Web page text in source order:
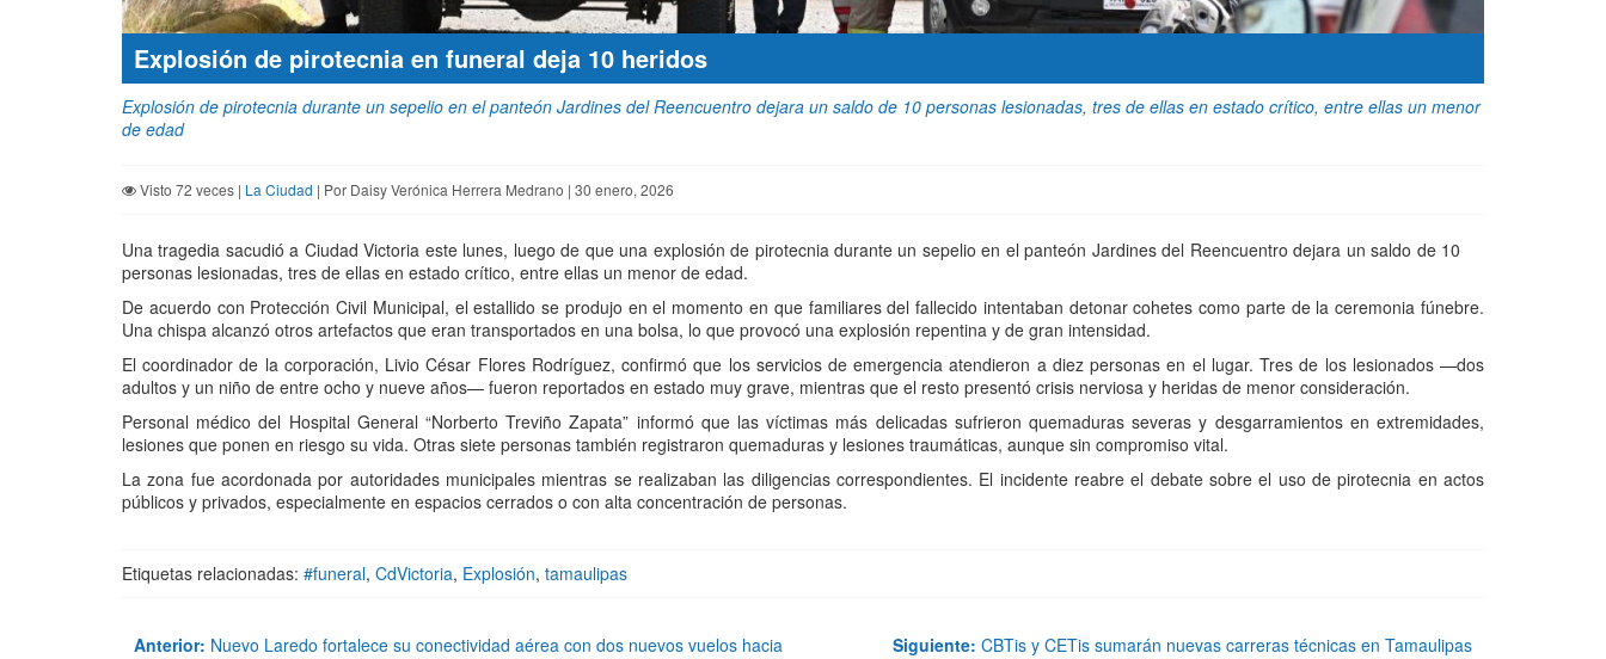
Explosión de pirotecnia en funeral deja 10 heridos
Explosión de pirotecnia durante un sepelio en el panteón Jardines del Reencuentro dejara un saldo de 10 personas lesionadas, tres de ellas en estado crítico, entre ellas un menor
de edad
Visto 72 veces | La Ciudad | Por Daisy Verónica Herrera Medrano | 30 enero, 2026
Una tragedia sacudió a Ciudad Victoria este lunes, luego de que una explosión de pirotecnia durante un sepelio en el panteón Jardines del Reencuentro dejara un saldo de 10
personas lesionadas, tres de ellas en estado crítico, entre ellas un menor de edad.
De acuerdo con Protección Civil Municipal, el estallido se produjo en el momento en que familiares del fallecido intentaban detonar cohetes como parte de la ceremonia fúnebre.
Una chispa alcanzó otros artefactos que eran transportados en una bolsa, lo que provocó una explosión repentina y de gran intensidad.
El coordinador de la corporación, Livio César Flores Rodríguez, confirmó que los servicios de emergencia atendieron a diez personas en el lugar. Tres de los lesionados —dos
adultos y un niño de entre ocho y nueve años— fueron reportados en estado muy grave, mientras que el resto presentó crisis nerviosa y heridas de menor consideración.
Personal médico del Hospital General “Norberto Treviño Zapata” informó que las víctimas más delicadas sufrieron quemaduras severas y desgarramientos en extremidades,
lesiones que ponen en riesgo su vida. Otras siete personas también registraron quemaduras y lesiones traumáticas, aunque sin compromiso vital.
La zona fue acordonada por autoridades municipales mientras se realizaban las diligencias correspondientes. El incidente reabre el debate sobre el uso de pirotecnia en actos
públicos y privados, especialmente en espacios cerrados o con alta concentración de personas.
Etiquetas relacionadas: #funeral, CdVictoria, Explosión, tamaulipas
Anterior: Nuevo Laredo fortalece su conectividad aérea con dos nuevos vuelos hacia
Siguiente: CBTis y CETis sumarán nuevas carreras técnicas en Tamaulipas